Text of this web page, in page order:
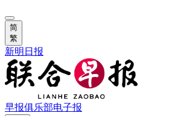
简
繁
新明日报
早报俱乐部电子报